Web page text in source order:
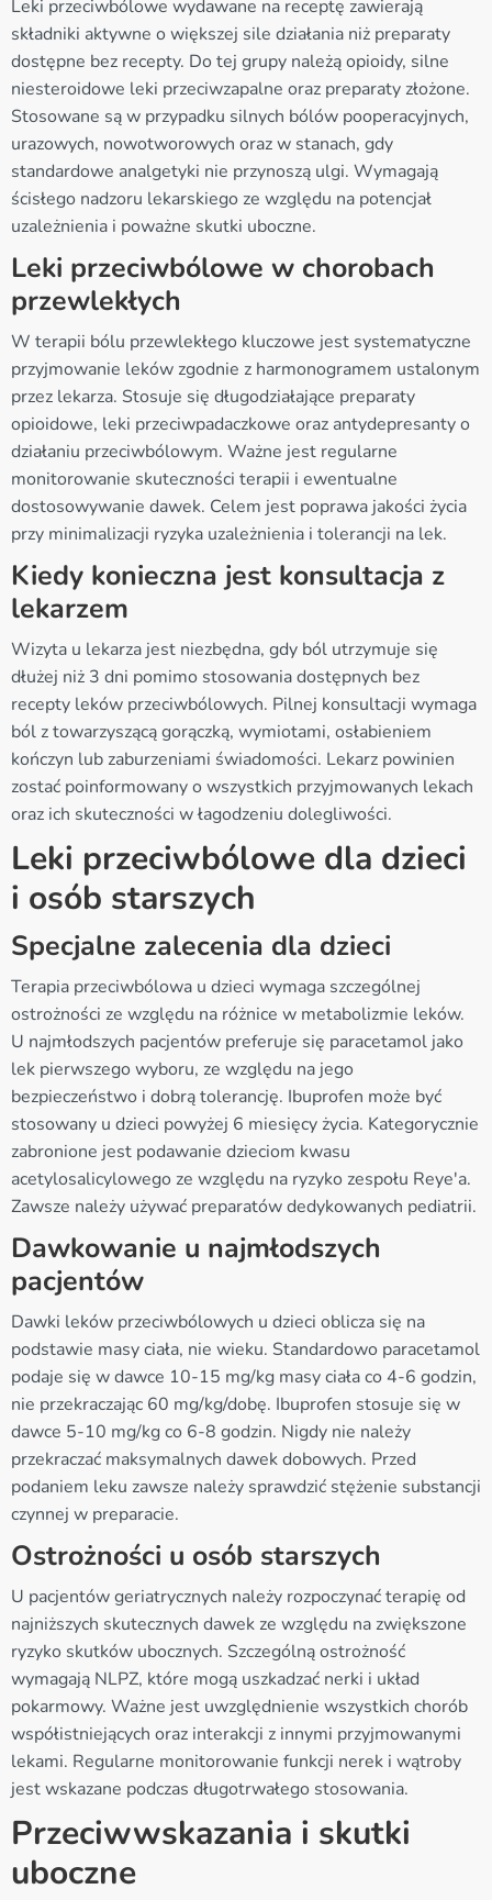
Leki przeciwbólowe wydawane na receptę zawierają
składniki aktywne o większej sile działania niż preparaty
dostępne bez recepty. Do tej grupy należą opioidy, silne
niesteroidowe leki przeciwzapalne oraz preparaty złożone.
Stosowane są w przypadku silnych bólów pooperacyjnych,
urazowych, nowotworowych oraz w stanach, gdy
standardowe analgetyki nie przynoszą ulgi. Wymagają
ścisłego nadzoru lekarskiego ze względu na potencjał
uzależnienia i poważne skutki uboczne.
Leki przeciwbólowe w chorobach
przewlekłych
W terapii bólu przewlekłego kluczowe jest systematyczne
przyjmowanie leków zgodnie z harmonogramem ustalonym
przez lekarza. Stosuje się długodziałające preparaty
opioidowe, leki przeciwpadaczkowe oraz antydepresanty o
działaniu przeciwbólowym. Ważne jest regularne
monitorowanie skuteczności terapii i ewentualne
dostosowywanie dawek. Celem jest poprawa jakości życia
przy minimalizacji ryzyka uzależnienia i tolerancji na lek.
Kiedy konieczna jest konsultacja z
lekarzem
Wizyta u lekarza jest niezbędna, gdy ból utrzymuje się
dłużej niż 3 dni pomimo stosowania dostępnych bez
recepty leków przeciwbólowych. Pilnej konsultacji wymaga
ból z towarzyszącą gorączką, wymiotami, osłabieniem
kończyn lub zaburzeniami świadomości. Lekarz powinien
zostać poinformowany o wszystkich przyjmowanych lekach
oraz ich skuteczności w łagodzeniu dolegliwości.
Leki przeciwbólowe dla dzieci
i osób starszych
Specjalne zalecenia dla dzieci
Terapia przeciwbólowa u dzieci wymaga szczególnej
ostrożności ze względu na różnice w metabolizmie leków.
U najmłodszych pacjentów preferuje się paracetamol jako
lek pierwszego wyboru, ze względu na jego
bezpieczeństwo i dobrą tolerancję. Ibuprofen może być
stosowany u dzieci powyżej 6 miesięcy życia. Kategorycznie
zabronione jest podawanie dzieciom kwasu
acetylosalicylowego ze względu na ryzyko zespołu Reye'a.
Zawsze należy używać preparatów dedykowanych pediatrii.
Dawkowanie u najmłodszych
pacjentów
Dawki leków przeciwbólowych u dzieci oblicza się na
podstawie masy ciała, nie wieku. Standardowo paracetamol
podaje się w dawce 10-15 mg/kg masy ciała co 4-6 godzin,
nie przekraczając 60 mg/kg/dobę. Ibuprofen stosuje się w
dawce 5-10 mg/kg co 6-8 godzin. Nigdy nie należy
przekraczać maksymalnych dawek dobowych. Przed
podaniem leku zawsze należy sprawdzić stężenie substancji
czynnej w preparacie.
Ostrożności u osób starszych
U pacjentów geriatrycznych należy rozpoczynać terapię od
najniższych skutecznych dawek ze względu na zwiększone
ryzyko skutków ubocznych. Szczególną ostrożność
wymagają NLPZ, które mogą uszkadzać nerki i układ
pokarmowy. Ważne jest uwzględnienie wszystkich chorób
współistniejących oraz interakcji z innymi przyjmowanymi
lekami. Regularne monitorowanie funkcji nerek i wątroby
jest wskazane podczas długotrwałego stosowania.
Przeciwwskazania i skutki
uboczne